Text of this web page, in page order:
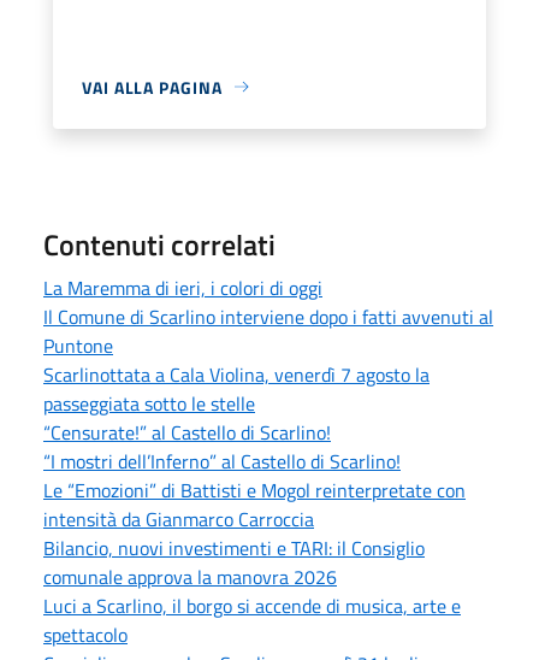
VAI ALLA PAGINA
Contenuti correlati
La Maremma di ieri, i colori di oggi
Il Comune di Scarlino interviene dopo i fatti avvenuti al
Puntone
Scarlinottata a Cala Violina, venerdì 7 agosto la
passeggiata sotto le stelle
“Censurate!” al Castello di Scarlino!
“I mostri dell’Inferno” al Castello di Scarlino!
Le “Emozioni” di Battisti e Mogol reinterpretate con
intensità da Gianmarco Carroccia
Bilancio, nuovi investimenti e TARI: il Consiglio
comunale approva la manovra 2026
Luci a Scarlino, il borgo si accende di musica, arte e
spettacolo